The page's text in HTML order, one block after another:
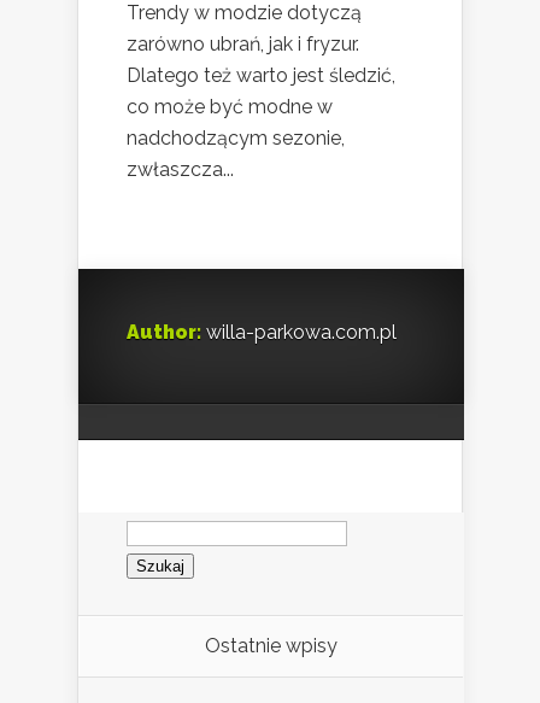
Trendy w modzie dotyczą
zarówno ubrań, jak i fryzur.
Dlatego też warto jest śledzić,
co może być modne w
nadchodzącym sezonie,
zwłaszcza...
Author: willa-parkowa.com.pl
Szukaj:
Ostatnie wpisy